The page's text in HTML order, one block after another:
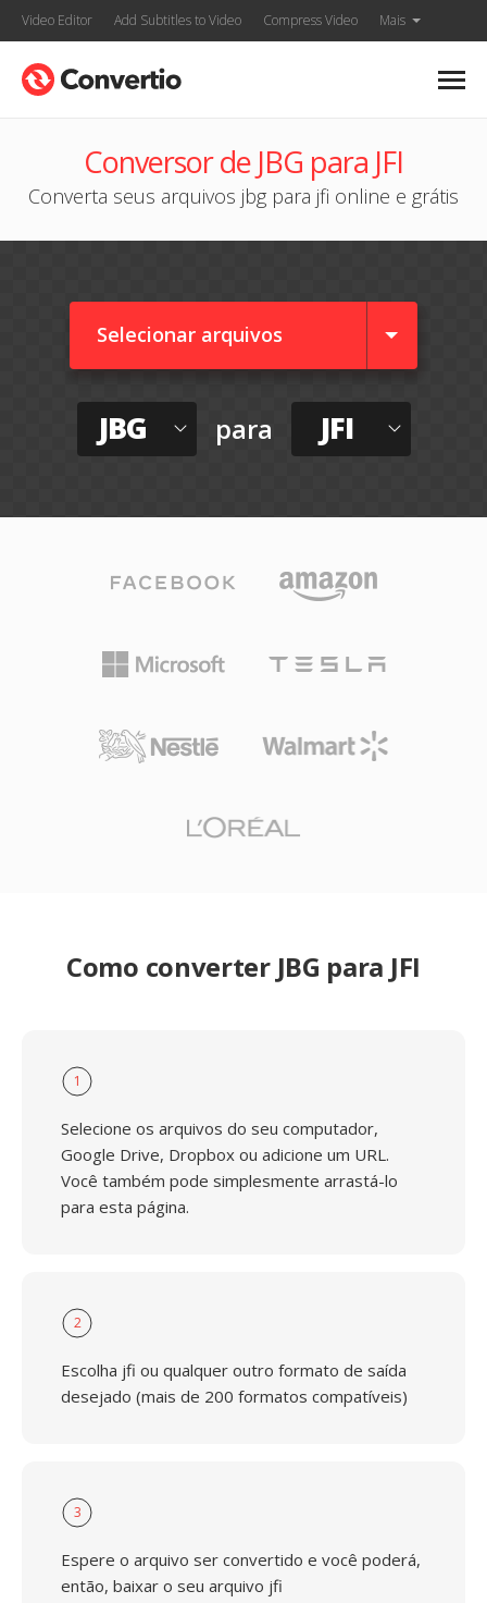
Video Editor Add Subtitles to Video Compress Video Mais
Conversor de JBG para JFI
Converta seus arquivos jbg para jfi online e grátis
Selecionar arquivos
JBG para JFI
Como converter JBG para JFI
1
Selecione os arquivos do seu computador,
Google Drive, Dropbox ou adicione um URL.
Você também pode simplesmente arrastá-lo
para esta página.
2
Escolha jfi ou qualquer outro formato de saída
desejado (mais de 200 formatos compatíveis)
3
Espere o arquivo ser convertido e você poderá,
então, baixar o seu arquivo jfi